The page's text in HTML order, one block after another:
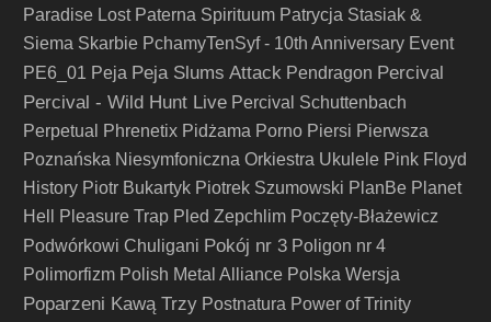
Paradise Lost Paterna Spirituum Patrycja Stasiak &
Siema Skarbie PchamyTenSyf - 10th Anniversary Event
PE6_01 Peja Peja Slums Attack Pendragon Percival
Percival - Wild Hunt Live Percival Schuttenbach
Perpetual
Phrenetix Pidżama Porno Piersi Pierwsza
Poznańska Niesymfoniczna Orkiestra Ukulele Pink Floyd
History Piotr Bukartyk Piotrek Szumowski PlanBe Planet
Hell
Pleasure Trap Pled Zepchlim Poczęty-Błażewicz
Podwórkowi Chuligani Pokój nr 3 Poligon nr 4
Polimorfizm Polish Metal Alliance Polska Wersja
Poparzeni Kawą Trzy Postnatura Power of Trinity